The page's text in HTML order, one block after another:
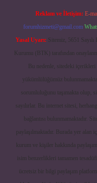
Reklam ve İletişim: E-
forumhizmeti@gmail.com
Yasal Uyarı: Sitemiz, 5651
Kurumu (BTK) tarafından
Bu nedenle, sitedeki
yükümlülüğümüz
sorumluluğunu taşımakta olup,
sayılırlar. Bu internet sitesi,
bağlantısı bulunmamaktadır.
paylaşılmaktadır. Burada yer alan
kurum ve kişiler hakkında
isim benzerlikleri tamamen
ücretsiz bir bilgi paylaşım